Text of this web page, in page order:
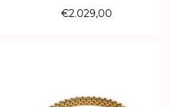
€2.029,00